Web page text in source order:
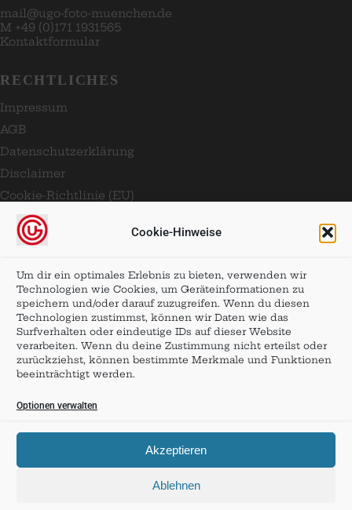
Cookie-Hinweise
Um dir ein optimales Erlebnis zu bieten, verwenden wir
Technologien wie Cookies, um Geräteinformationen zu
speichern und/oder darauf zuzugreifen. Wenn du diesen
Technologien zustimmst, können wir Daten wie das
Surfverhalten oder eindeutige IDs auf dieser Website
verarbeiten. Wenn du deine Zustimmung nicht erteilst oder
zurückziehst, können bestimmte Merkmale und Funktionen
beeinträchtigt werden.
Optionen verwalten
Akzeptieren
Ablehnen
mail@ugo-foto-muenchen.de
M +49 (0)171 1931565
Kontaktformular
RECHTLICHES
Impressum
AGB
Datenschutzerklärung
Disclaimer
Cookie-Richtlinie (EU)
SOCIAL MEDIA